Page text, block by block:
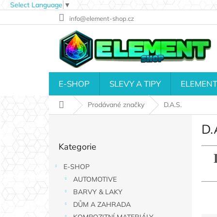
Select Language ▼
na
info@element-shop.cz
E-SHOP SLEVY A TIPY
Domů Prodávané značky D.A.S.
P
r
kategorie
Kategorie
E-SHOP
AUTOMOTIVE
BARVY & LAKY
DŮM A ZAHRADA